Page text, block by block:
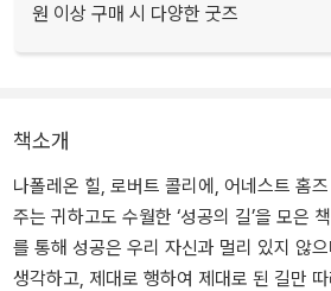
원 이상 구매 시 다양한 굿즈
책소개
나폴레온 힐, 로버트 콜리에, 어네스트 홈
주는 귀하고도 수월한 ‘성공의 길’을 모은
를 통해 성공은 우리 자신과 멀리 있지 않
생각하고, 제대로 행하여 제대로 된 길만